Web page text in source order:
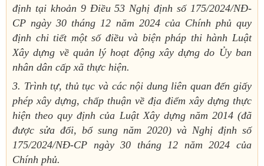
định tại khoản 9 Điều 53 Nghị định số 175/2024/NĐ-
CP ngày 30 tháng 12 năm 2024 của Chính phủ quy
định chi tiết một số điều và biện pháp thi hành Luật
Xây dựng về quản lý hoạt động xây dựng do Ủy ban
nhân dân cấp xã thực hiện.
3. Trình tự, thủ tục và các nội dung liên quan đến giấy
phép xây dựng, chấp thuận về địa điểm xây dựng thực
hiện theo quy định của Luật Xây dựng năm 2014 (đã
được sửa đổi, bổ sung năm 2020) và Nghị định số
175/2024/NĐ-CP ngày 30 tháng 12 năm 2024 của
Chính phủ.